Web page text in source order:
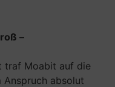
–
traf Moabit auf die
Anspruch absolut